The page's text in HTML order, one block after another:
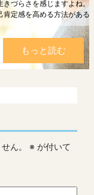
。
るんです。
ん。 ※ が付いて